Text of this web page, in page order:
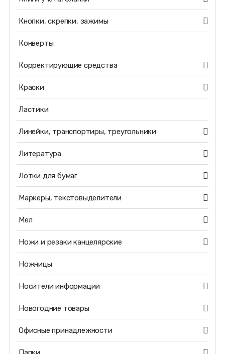
Кнопки, скрепки, зажимы
Конверты
Корректирующие средства
Краски
Ластики
Линейки, транспортиры, треугольники
Литература
Лотки для бумаг
Маркеры, текстовыделители
Мел
Ножи и резаки канцелярские
Ножницы
Носители информации
Новогодние товары
Офисные принадлежности